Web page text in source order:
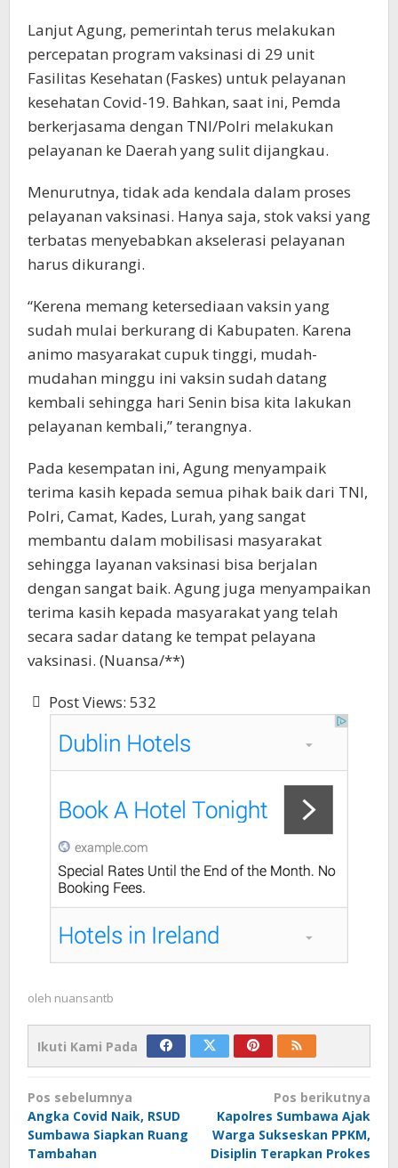
Lanjut Agung, pemerintah terus melakukan
percepatan program vaksinasi di 29 unit
Fasilitas Kesehatan (Faskes) untuk pelayanan
kesehatan Covid-19. Bahkan, saat ini, Pemda
berkerjasama dengan TNI/Polri melakukan
pelayanan ke Daerah yang sulit dijangkau.
Menurutnya, tidak ada kendala dalam proses
pelayanan vaksinasi. Hanya saja, stok vaksi yang
terbatas menyebabkan akselerasi pelayanan
harus dikurangi.
“Kerena memang ketersediaan vaksin yang
sudah mulai berkurang di Kabupaten. Karena
animo masyarakat cupuk tinggi, mudah-
mudahan minggu ini vaksin sudah datang
kembali sehingga hari Senin bisa kita lakukan
pelayanan kembali,” terangnya.
Pada kesempatan ini, Agung menyampaik
terima kasih kepada semua pihak baik dari TNI,
Polri, Camat, Kades, Lurah, yang sangat
membantu dalam mobilisasi masyarakat
sehingga layanan vaksinasi bisa berjalan
dengan sangat baik. Agung juga menyampaikan
terima kasih kepada masyarakat yang telah
secara sadar datang ke tempat pelayana
vaksinasi. (Nuansa/**)
Post Views: 532
oleh nuansantb
Ikuti Kami Pada
Navigasi
pos
Pos sebelumnya
Angka Covid Naik, RSUD
Sumbawa Siapkan Ruang
Tambahan
Pos berikutnya
Kapolres Sumbawa Ajak
Warga Sukseskan PPKM,
Disiplin Terapkan Prokes